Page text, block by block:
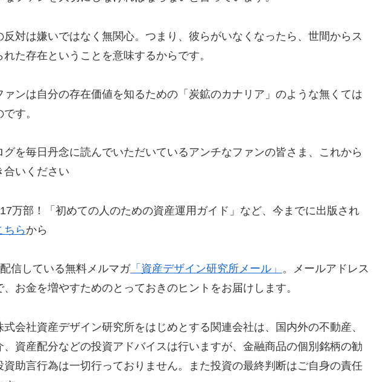
反対は嫌いではなく無関心。つまり、彼らがいなくなったら、世間からス
た存在ということを意味するからです。
ァンは自分の存在価値を知るための「炭鉱のカナリア」のような無くては
す。
グを毎日丹念に読んでいただいているアンチなファンの皆さま、これから
合いください
万部！「初めての人のための資産運用ガイド」など、今までに出版され
ちら から
信している無料メルマガ「資産デザイン研究所メール」 。メールアドレス
お金を増やすためのとっておきのヒントをお届けします。
会社資産デザイン研究所をはじめとする関連会社は、国内外の不動産、
、資産配分などの投資アドバイスは行いますが、金融商品の個別銘柄の勧
資助言行為は一切行っておりません。また投資の最終判断はご自身の責任